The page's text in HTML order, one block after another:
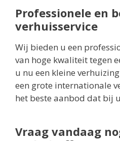
Professionele en
verhuisservice
Wij bieden u een
van hoge kwaliteit tegen
u nu een kleine
een grote internationale
het beste aanbod dat bij
Vraag vandaag